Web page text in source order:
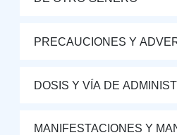
PRECAUCIONES Y
DOSIS Y VÍA DE
MANIFESTACIONES Y